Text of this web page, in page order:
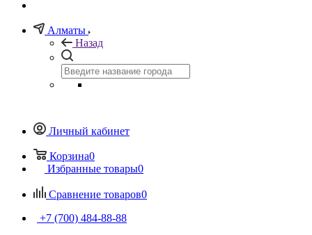
Алматы
Назад
Личный кабинет
Корзина0
Избранные товары0
Сравнение товаров0
+7 (700) 484-88-88